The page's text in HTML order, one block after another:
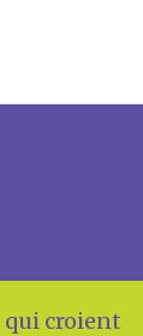
qui croient